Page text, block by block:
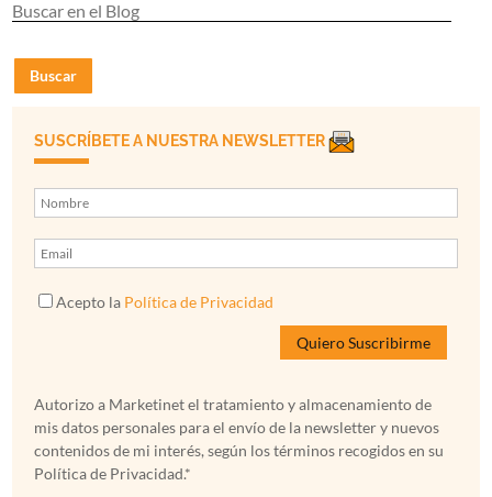
Buscar
SUSCRÍBETE A NUESTRA NEWSLETTER
Acepto la Política de Privacidad
Autorizo a Marketinet el tratamiento y almacenamiento de
mis datos personales para el envío de la newsletter y nuevos
contenidos de mi interés, según los términos recogidos en su
Política de Privacidad.*